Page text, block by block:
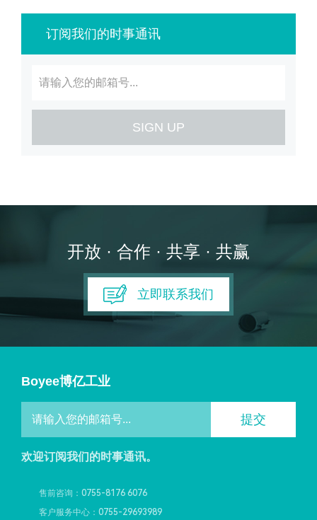
订阅我们的时事通讯
SIGN UP
开放 · 合作 · 共享 · 共赢
立即联系我们
Boyee博亿工业
提交
欢迎订阅我们的时事通讯。
售前咨询：0755-8176 6076
客户服务中心：0755-29693989